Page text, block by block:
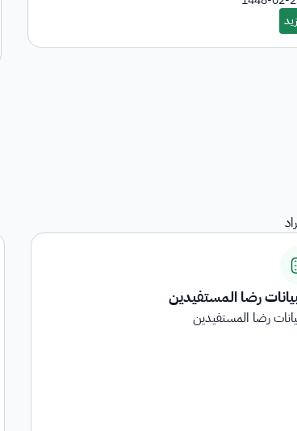
عرض المنقولات المرجعة على الجهات الحكومية